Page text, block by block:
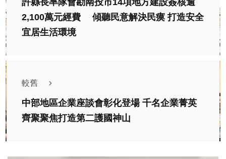
許縣長率隊會勘南投市14項地方建設簽核逾
2,100萬元經費 傾聽民意解決民瘼 打造安全
宜居生活環境
較舊
中部地區企業座談會彰化登場 千名企業菁英
齊聚聚焦打造第二護國神山